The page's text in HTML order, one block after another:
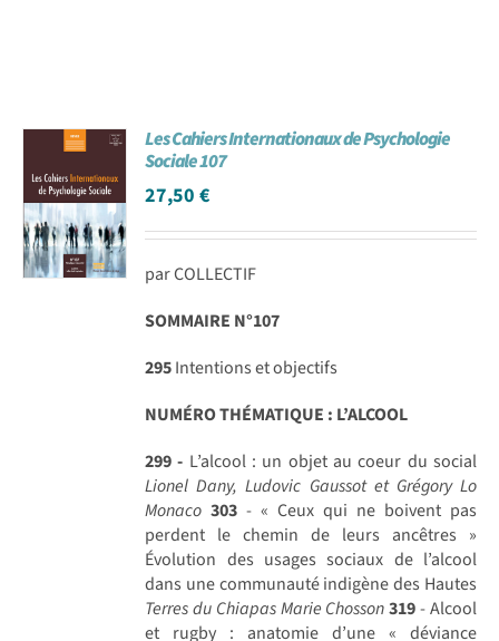
Les Cahiers Internationaux de Psychologie
Sociale 107
27,50€
par COLLECTIF
SOMMAIRE N°107
295Intentions et objectifs
NUMÉRO THÉMATIQUE : L’ALCOOL
299 - L’alcool : un objet au coeur du social
Lionel Dany, Ludovic Gaussot et Grégory Lo
Monaco 303 - « Ceux qui ne boivent pas
perdent le chemin de leurs ancêtres »
Évolution des usages sociaux de l’alcool
dans une communauté indigène des Hautes
Terres du ChiapasMarie Chosson319- Alcool
et rugby : anatomie d’une « déviance